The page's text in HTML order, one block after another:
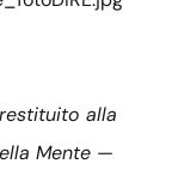
alla
Mente —